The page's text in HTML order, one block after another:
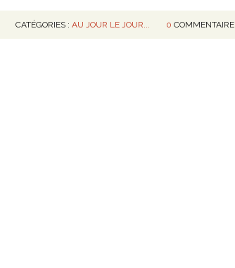
CATÉGORIES :AU JOUR LE JOUR... 0 COMMENTAIRE